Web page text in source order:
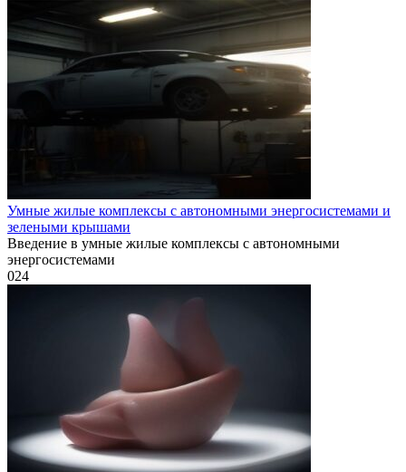
Умные жилые комплексы с автономными энергосистемами и
зелеными крышами
Введение в умные жилые комплексы с автономными
энергосистемами
024